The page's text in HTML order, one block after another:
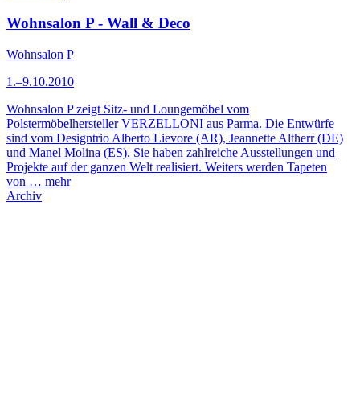
Wohnsalon P - Wall & Deco
Wohnsalon P
1.–9.10.2010
Wohnsalon P zeigt Sitz- und Loungemöbel vom
Polstermöbelhersteller VERZELLONI aus Parma. Die Entwürfe
sind vom Designtrio Alberto Lievore (AR), Jeannette Altherr (DE)
und Manel Molina (ES). Sie haben zahlreiche Ausstellungen und
Projekte auf der ganzen Welt realisiert. Weiters werden Tapeten
von … mehr
Archiv